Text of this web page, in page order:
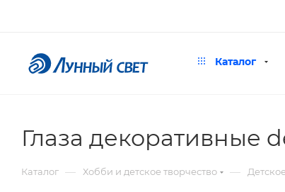
Каталог
Глаза декоративные
Каталог — Хобби и детское творчество —